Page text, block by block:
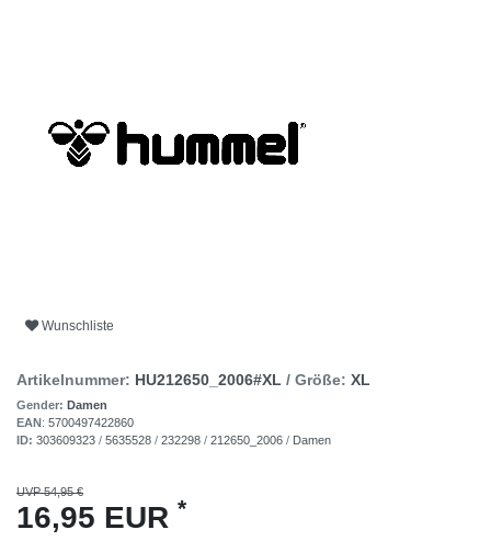
Wunschliste
Artikelnummer: HU212650_2006#XL / Größe: XL
Gender: Damen
EAN: 5700497422860
ID: 303609323 / 5635528 / 232298 / 212650_2006 / Damen
UVP 54,95 €
16,95 EUR *